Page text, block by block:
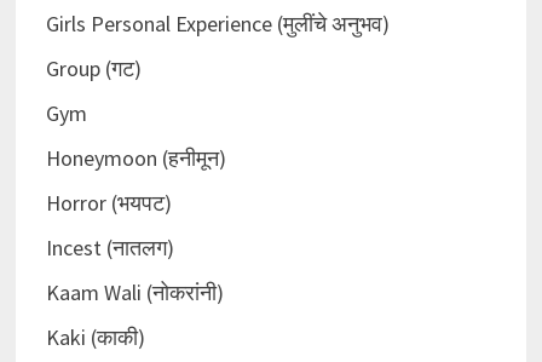
Girls Personal Experience (मुलींचे अनुभव)
Group (गट)
Gym
Honeymoon (हनीमून)
Horror (भयपट)
Incest (नातलग)
Kaam Wali (नोकरांनी)
Kaki (काकी)